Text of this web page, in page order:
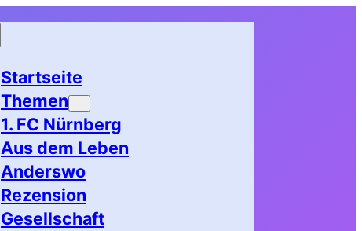
Startseite
Themen
1. FC Nürnberg
Aus dem Leben
Anderswo
Rezension
Gesellschaft